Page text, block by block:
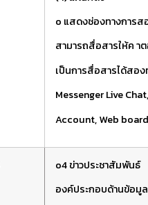
o แสดงช่องทางการส
สามารถสื่อสารให้ค
เป็นการสื่อสารได้สอง
Messenger Live
Account, Web board
o4 ข่าวประชาสัมพันธ์
องค์ประกอบด้านข้อมูล